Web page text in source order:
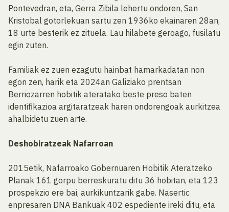
Pontevedran, eta, Gerra Zibila lehertu ondoren, San
Kristobal gotorlekuan sartu zen 1936ko ekainaren 28an,
18 urte besterik ez zituela. Lau hilabete geroago, fusilatu
egin zuten.
Familiak ez zuen ezagutu hainbat hamarkadatan non
egon zen, harik eta 2024an Galiziako prentsan
Berriozarren hobitik ateratako beste preso baten
identifikazioa argitaratzeak haren ondorengoak aurkitzea
ahalbidetu zuen arte.
Deshobiratzeak Nafarroan
2015etik, Nafarroako Gobernuaren Hobitik Ateratzeko
Planak 161 gorpu berreskuratu ditu 36 hobitan, eta 123
prospekzio ere bai, aurkikuntzarik gabe. Nasertic
enpresaren DNA Bankuak 402 espediente ireki ditu, eta